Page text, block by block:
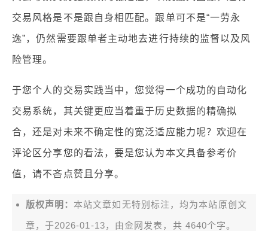
交易风格是不是跟自身相匹配。跟单可不是“一劳永
逸”，仍然需要跟单者主动地去进行持续的监督以及风
险管理。
于您个人的交易实践当中，您觉得一个成功的自动化
交易系统，其关键更应当着重于历史数据的精确拟
合，还是对未来不确定性的宽泛适应能力呢？欢迎在
评论区分享您的看法，要是您认为本文具备参考价
值，请不吝点赞且分享。
版权声明： 本站文章如无特别标注，均为本站原创文
章，于2026-01-13，由金网 发表，共 4640个字。